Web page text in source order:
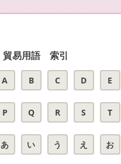
貿易用語 索引
A B C D E
P Q R S T
あ い う え お